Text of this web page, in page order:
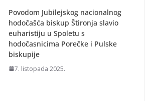
Povodom Jubilejskog nacionalnog
hodočašća biskup Štironja slavio
euharistiju u Spoletu s
hodočasnicima Porečke i Pulske
biskupije
7. listopada 2025.